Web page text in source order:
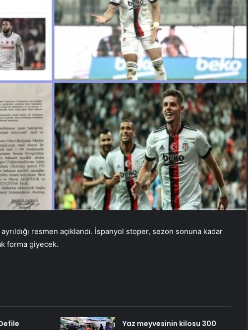
resmen açıklandı. İspanyol stoper, sezon sonuna kadar
forma giyecek.
Yaz meyvesinin kilosu 300